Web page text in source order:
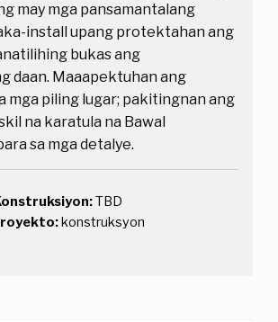
may mga pansamantalang
install upang protektahan ang
bukas ang
daan. Maaapektuhan ang
mga piling lugar; pakitingnan ang
na karatula na Bawal
sa mga detalye.
TBD
konstruksyon